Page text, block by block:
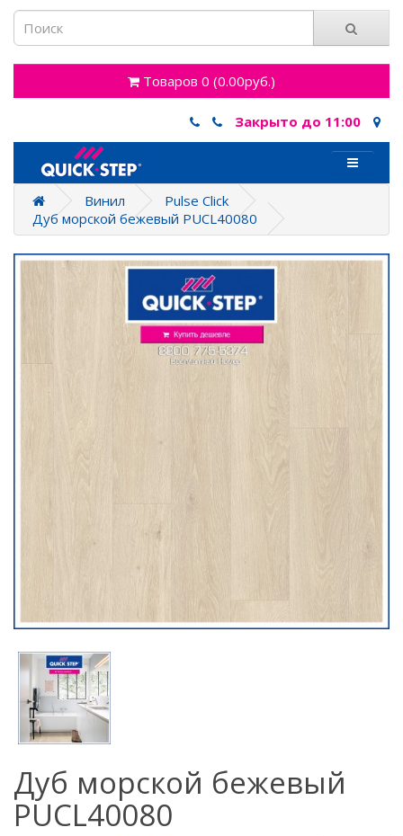
Товаров 0 (0.00руб.)
Закрыто до 11:00
Винил
Pulse Click
Дуб морской бежевый PUCL40080
Дуб морской бежевый
PUCL40080